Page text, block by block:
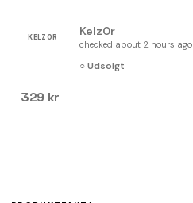
KELZ0R Kelz0r
checked about 2 hours ago
○ Udsolgt
329 kr